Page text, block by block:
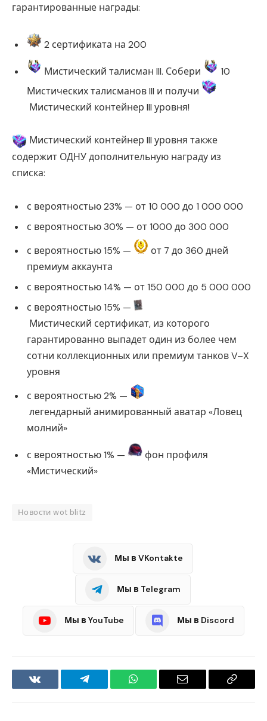
гарантированные награды:
2 сертификата на 200
Мистический талисман III. Собери
10
Мистических талисманов III и получи
Мистический контейнер III уровня!
Мистический контейнер III уровня также
содержит ОДНУ дополнительную награду из
списка:
с вероятностью 23% — от 10 000 до 1 000 000
с вероятностью 30% — от 1000 до 300 000
с вероятностью 15% —
от 7 до 360 дней
премиум аккаунта
с вероятностью 14% — от 150 000 до 5 000 000
с вероятностью 15% —
Мистический сертификат, из которого
гарантированно выпадет один из более чем
сотни коллекционных или премиум танков V–X
уровня
с вероятностью 2% —
легендарный анимированный аватар «Ловец
молний»
с вероятностью 1% —
фон профиля
«Мистический»
Новости wot blitz
Мы в VKontakte
Мы в Telegram
Мы в YouTube Мы в Discord
VKontakteTelegram WhatsApp Email
Copy